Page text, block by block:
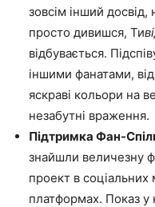
зовсім інший
просто дивишся, Ти
відбувається.
іншими фанатами,
яскраві кольори на
незабутні враження.
Підтримка Фан-
знайшли величезну
проект в
платформах. Показ у